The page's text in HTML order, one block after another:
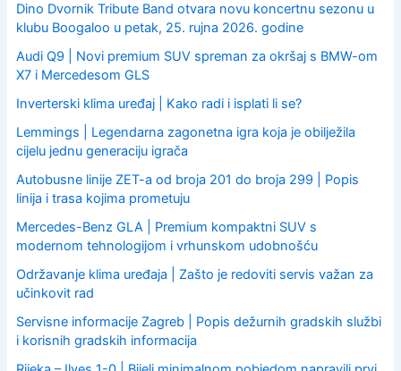
Dino Dvornik Tribute Band otvara novu koncertnu sezonu u
klubu Boogaloo u petak, 25. rujna 2026. godine
Audi Q9 | Novi premium SUV spreman za okršaj s BMW-om
X7 i Mercedesom GLS
Inverterski klima uređaj | Kako radi i isplati li se?
Lemmings | Legendarna zagonetna igra koja je obilježila
cijelu jednu generaciju igrača
Autobusne linije ZET-a od broja 201 do broja 299 | Popis
linija i trasa kojima prometuju
Mercedes-Benz GLA | Premium kompaktni SUV s
modernom tehnologijom i vrhunskom udobnošću
Održavanje klima uređaja | Zašto je redoviti servis važan za
učinkovit rad
Servisne informacije Zagreb | Popis dežurnih gradskih službi
i korisnih gradskih informacija